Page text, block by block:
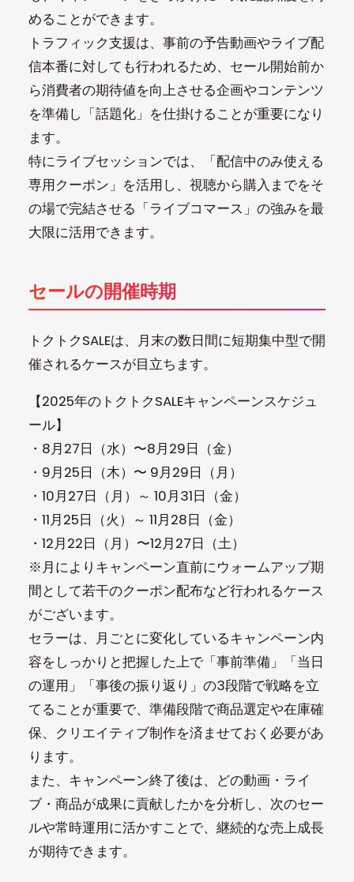
めることができます。
トラフィック支援は、事前の予告動画やライブ配
信本番に対しても行われるため、セール開始前か
ら消費者の期待値を向上させる企画やコンテンツ
を準備し「話題化」を仕掛けることが重要になり
ます。
特にライブセッションでは、「配信中のみ使える
専用クーポン」を活用し、視聴から購入までをそ
の場で完結させる「ライブコマース」の強みを最
大限に活用できます。
セールの開催時期
トクトクSALEは、月末の数日間に短期集中型で開
催されるケースが目立ちます。
【2025年のトクトクSALEキャンペーンスケジュ
ール】
・8月27日（水）〜8月29日（金）
・9月25日（木）〜 9月29日（月）
・10月27日（月）～ 10月31日（金）
・11月25日（火）～ 11月28日（金）
・12月22日（月）〜12月27日（土）
※月によりキャンペーン直前にウォームアップ期
間として若干のクーポン配布など行われるケース
がございます。
セラーは、月ごとに変化しているキャンペーン内
容をしっかりと把握した上で「事前準備」「当日
の運用」「事後の振り返り」の3段階で戦略を立
てることが重要で、準備段階で商品選定や在庫確
保、クリエイティブ制作を済ませておく必要があ
ります。
また、キャンペーン終了後は、どの動画・ライ
ブ・商品が成果に貢献したかを分析し、次のセー
ルや常時運用に活かすことで、継続的な売上成長
が期待できます。